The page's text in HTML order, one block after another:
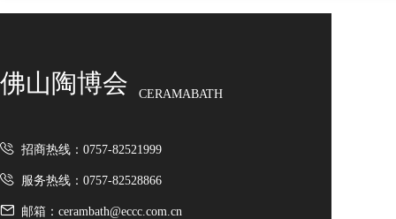
佛山陶博会 CERAMABATH
招商热线：0757-82521999
服务热线：0757-82528866
邮箱：cerambath@eccc.com.cn